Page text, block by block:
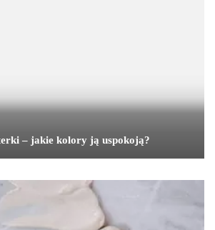
– jakie kolory ją uspokoją?